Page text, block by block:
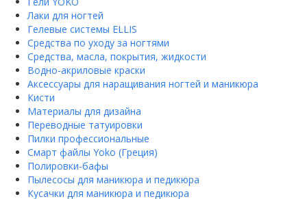
Лаки для ногтей
Гелевые системы ELLIS
Средства по уходу за ногтями
Средства, масла, покрытия, жидкости
Водно-акриловые краски
Аксессуары для наращивания ногтей и маникюра
Кисти
Материалы для дизайна
Переводные татуировки
Пилки профессиональные
Смарт файлы Yoko (Греция)
Полировки-бафы
Пылесосы для маникюра и педикюра
Кусачки для маникюра и педикюра